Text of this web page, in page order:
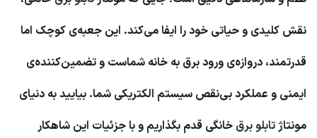
نقش کلیدی و حیاتی خود را ایفا می‌کند. این جعبه‌ی کوچک اما
قدرتمند، دروازه‌ی ورود برق به خانه شماست و تضمین‌کننده‌ی
ایمنی و عملکرد بی‌نقص سیستم الکتریکی شما. بیایید به دنیای
مونتاژتابلو برق خانگی قدم بگذاریم و با جزئیات این شاهکار